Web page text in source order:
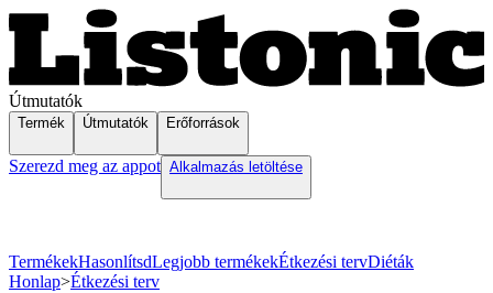
Útmutatók
Termék Útmutatók Erőforrások
Szerezd meg az appot Alkalmazás letöltése
TermékekHasonlítsdLegjobb termékekÉtkezési tervDiéták
Honlap>Étkezési terv